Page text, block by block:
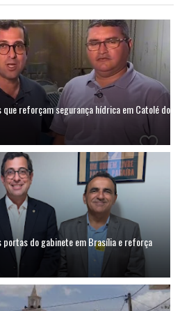
que reforçam segurança hídrica em Catolé do
portas do gabinete em Brasília e reforça